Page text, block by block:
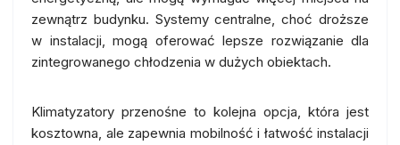
zewnątrz budynku. Systemy centralne, choć droższe
w instalacji, mogą oferować lepsze rozwiązanie dla
zintegrowanego chłodzenia w dużych obiektach.
Klimatyzatory przenośne to kolejna opcja, która jest
kosztowna, ale zapewnia mobilność i łatwość instalacji